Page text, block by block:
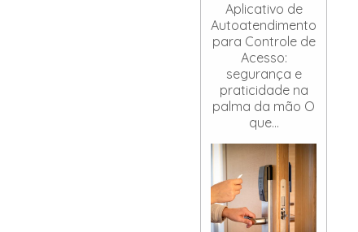
Aplicativo de
Autoatendimento
para Controle de
Acesso:
segurança e
praticidade na
palma da mão O
que...